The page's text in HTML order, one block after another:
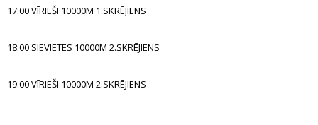
17:00 VĪRIEŠI 10000M 1.SKRĒJIENS
18:00 SIEVIETES 10000M 2.SKRĒJIENS
19:00 VĪRIEŠI 10000M 2.SKRĒJIENS